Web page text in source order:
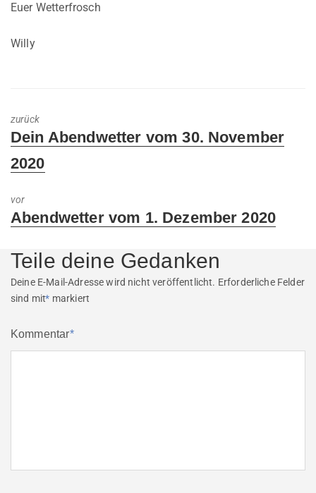
Euer Wetterfrosch
Willy
zurück
Previous
Dein Abendwetter vom 30. November
2020
vor
Next
Abendwetter vom 1. Dezember 2020
Teile deine Gedanken
Deine E-Mail-Adresse wird nicht veröffentlicht. Erforderliche Felder
sind mit* markiert
Kommentar*